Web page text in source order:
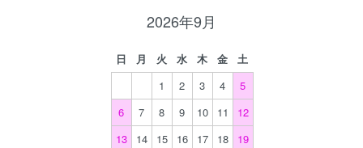
2026年9月
日 月 火 水 木 金
土
1
2 3 4
5
6
7 8 9 10 11
12
13
14 15 16 17 18
19